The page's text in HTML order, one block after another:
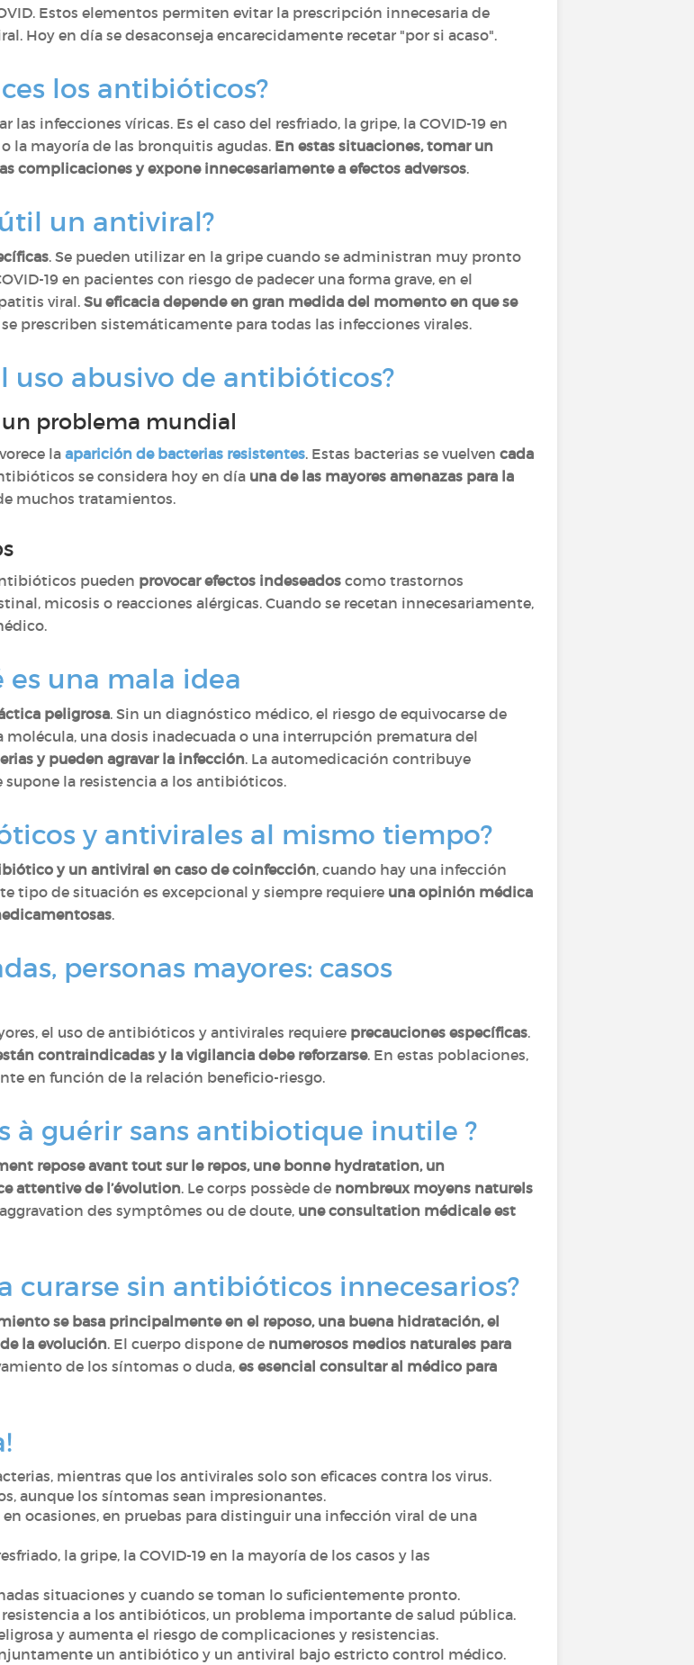
Estos elementos permiten evitar la prescripción innecesaria de
Hoy en día se desaconseja encarecidamente recetar "por si acaso".
los antibióticos?
infecciones víricas. Es el caso del resfriado, la gripe, la COVID-19 en
la mayoría de las bronquitis agudas. En estas situaciones, tomar un
complicaciones y expone innecesariamente a efectos adversos.
un antiviral?
. Se pueden utilizar en la gripe cuando se administran muy pronto
19 en pacientes con riesgo de padecer una forma grave, en el
viral. Su eficacia depende en gran medida del momento en que se
prescriben sistemáticamente para todas las infecciones virales.
uso abusivo de antibióticos?
un problema mundial
laaparición de bacterias resistentes. Estas bacterias se vuelven cada
se considera hoy en día una de las mayores amenazas para la
muchos tratamientos.
pueden provocar efectos indeseados como trastornos
micosis o reacciones alérgicas. Cuando se recetan innecesariamente,
una mala idea
peligrosa. Sin un diagnóstico médico, el riesgo de equivocarse de
una dosis inadecuada o una interrupción prematura del
y pueden agravar la infección. La automedicación contribuye
la resistencia a los antibióticos.
y antivirales al mismo tiempo?
y un antiviral en caso de coinfección, cuando hay una infección
tipo de situación es excepcional y siempre requiere una opinión médica
.
personas mayores: casos
el uso de antibióticos y antivirales requiere precauciones específicas.
contraindicadas y la vigilancia debe reforzarse. En estas poblaciones,
en función de la relación beneficio-riesgo.
à guérir sans antibiotique inutile ?
repose avant tout sur le repos, une bonne hydratation, un
attentive de l’évolution. Le corps possède de nombreux moyens naturels
des symptômes ou de doute, une consultation médicale est
curarse sin antibióticos innecesarios?
se basa principalmente en el reposo, una buena hidratación, el
la evolución. El cuerpo dispone de numerosos medios naturales para
de los síntomas o duda, es esencial consultar al médico para
mientras que los antivirales solo son eficaces contra los virus.
aunque los síntomas sean impresionantes.
ocasiones, en pruebas para distinguir una infección viral de una
la gripe, la COVID-19 en la mayoría de los casos y las
situaciones y cuando se toman lo suficientemente pronto.
a los antibióticos, un problema importante de salud pública.
y aumenta el riesgo de complicaciones y resistencias.
un antibiótico y un antiviral bajo estricto control médico.